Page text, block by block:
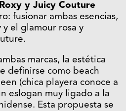
y Juicy Couture
fusionar ambas esencias,
el glamour rosa y
marcas, la estética
definirse como beach
(chica playera conoce a
eslogan muy ligado a la
Esta propuesta se